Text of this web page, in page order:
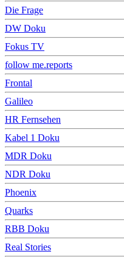
Die Frage
DW Doku
Fokus TV
follow me.reports
Frontal
Galileo
HR Fernsehen
Kabel 1 Doku
MDR Doku
NDR Doku
Phoenix
Quarks
RBB Doku
Real Stories